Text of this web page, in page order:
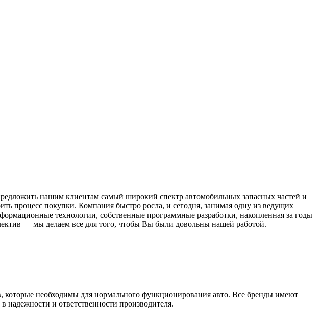
нашим клиентам самый широкий спектр автомобильных запасных частей и
процесс покупки. Компания быстро росла, и сегодня, занимая одну из ведущих
технологии, собственные программные разработки, накопленная за годы
— мы делаем все для того, чтобы Вы были довольны нашей работой.
необходимы для нормального функционирования авто. Все бренды имеют
надежности и ответственности производителя.